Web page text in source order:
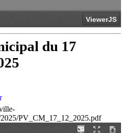
du 17
PV_CM_17_12_2025.pdf